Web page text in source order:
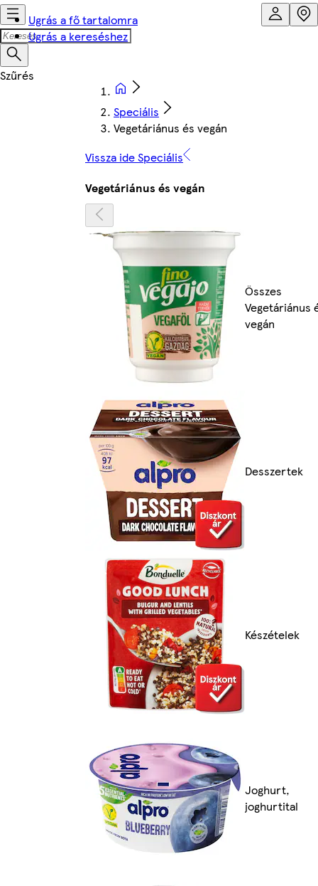
Ugrás a fő tartalomra
Ugrás a kereséshez
Speciális
Vegetáriánus és vegán
Vissza ide Speciális
Vegetáriánus és vegán
Összes
Vegetáriánus
vegán
Desszertek
Készételek
Joghurt,
joghurtital